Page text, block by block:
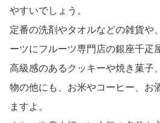
やすいでしょう。
定番の洗剤やタオルなどの雑貨や
ーツにフルーツ専門店の銀座千疋
高級感のあるクッキーや焼き菓子
物の他にも、お米やコーヒー、お
ますよ。